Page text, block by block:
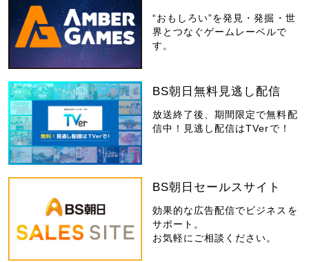
“おもしろい”を発見・発掘・世
界とつなぐゲームレーベルで
す。
BS朝日無料見逃し配信
放送終了後、期間限定で無料配
信中！見逃し配信はTVerで！
BS朝日セールスサイト
効果的な広告配信でビジネスを
サポート。
お気軽にご相談ください。